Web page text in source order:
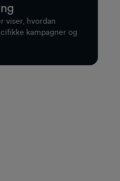
viser, hvordan
kampagner og